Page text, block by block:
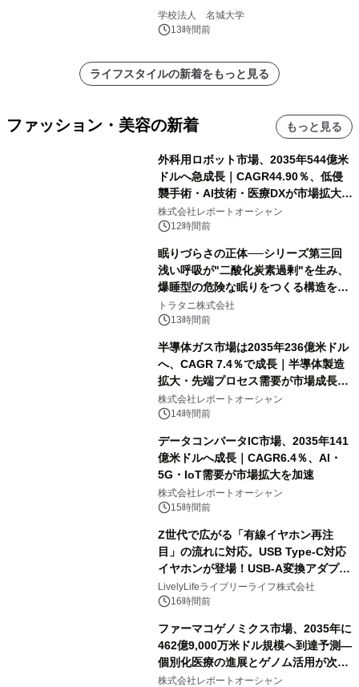
学校法人 名城大学
13時間前
ライフスタイルの新着をもっと見る
ファッション・美容の新着 もっと見る
外科用ロボット市場、2035年544億米
ドルへ急成長｜CAGR44.90％、低侵
襲手術・AI技術・医療DXが市場拡大を
牽引
株式会社レポートオーシャン
12時間前
眠りづらさの正体──シリーズ第三回
浅い呼吸が"二酸化炭素過剰"を生み、
爆睡型の危険な眠りをつくる構造を解
説
トラタニ株式会社
13時間前
半導体ガス市場は2035年236億米ドル
へ、CAGR 7.4％で成長｜半導体製造
拡大・先端プロセス需要が市場成長を
加速
株式会社レポートオーシャン
14時間前
データコンバータIC市場、2035年141
億米ドルへ成長｜CAGR6.4％、AI・
5G・IoT需要が市場拡大を加速
株式会社レポートオーシャン
15時間前
Z世代で広がる「有線イヤホン再注
目」の流れに対応。USB Type-C対応
イヤホンが登場！USB-A変換アダプタ
ー付きでスマホからパソコンまで幅広
く活用可能
LivelyLifeライブリーライフ株式会社
16時間前
ファーマコゲノミクス市場、2035年に
462億9,000万米ドル規模へ到達予測―
個別化医療の進展とゲノム活用が次世
代ヘルスケア投資を加速
株式会社レポートオーシャン